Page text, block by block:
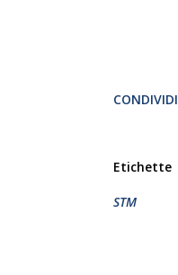
CONDIVIDI
Etichette
STM